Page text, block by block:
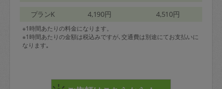
プランK 4,190円 4,510円
※1時間あたりの料金になります。
※1時間あたりの金額は税込みですが､交通費は別途にてお支払いに
なります｡